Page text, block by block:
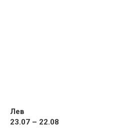
Лев
23.07 – 22.08